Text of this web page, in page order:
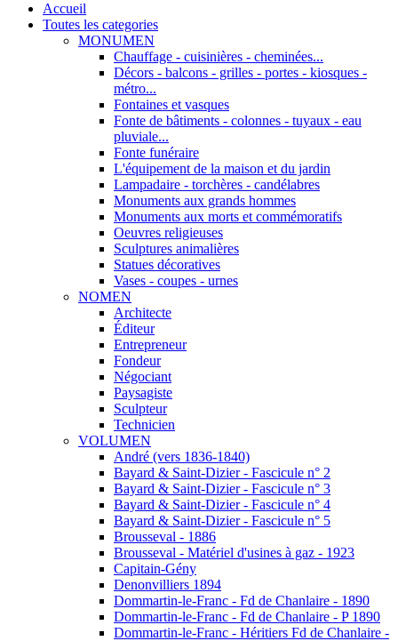
Accueil
Toutes les categories
MONUMEN
Chauffage - cuisinières - cheminées...
Décors - balcons - grilles - portes - kiosques -
métro...
Fontaines et vasques
Fonte de bâtiments - colonnes - tuyaux - eau
pluviale...
Fonte funéraire
L'équipement de la maison et du jardin
Lampadaire - torchères - candélabres
Monuments aux grands hommes
Monuments aux morts et commémoratifs
Oeuvres religieuses
Sculptures animalières
Statues décoratives
Vases - coupes - urnes
NOMEN
Architecte
Éditeur
Entrepreneur
Fondeur
Négociant
Paysagiste
Sculpteur
Technicien
VOLUMEN
André (vers 1836-1840)
Bayard & Saint-Dizier - Fascicule n° 2
Bayard & Saint-Dizier - Fascicule n° 3
Bayard & Saint-Dizier - Fascicule n° 4
Bayard & Saint-Dizier - Fascicule n° 5
Brousseval - 1886
Brousseval - Matériel d'usines à gaz - 1923
Capitain-Gény
Denonvilliers 1894
Dommartin-le-Franc - Fd de Chanlaire - 1890
Dommartin-le-Franc - Fd de Chanlaire - P 1890
Dommartin-le-Franc - Héritiers Fd de Chanlaire -